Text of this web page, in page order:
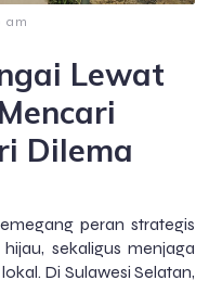
am
Lewat
Dilema
peran strategis
sekaligus menjaga
Di Sulawesi Selatan,